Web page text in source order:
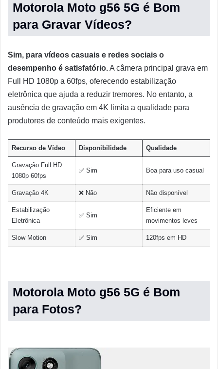
Motorola Moto g56 5G é Bom
para Gravar Vídeos?
Sim, para vídeos casuais e redes sociais o
desempenho é satisfatório.A câmera principal grava em
Full HD 1080p a 60fps, oferecendo estabilização
eletrônica que ajuda a reduzir tremores. No entanto, a
ausência de gravação em 4K limita a qualidade para
produtores de conteúdo mais exigentes.
Recurso de Vídeo Disponibilidade Qualidade
Gravação Full HD
1080p 60fps
✅ Sim Boa para uso casual
Gravação 4K ❌ Não Não disponível
Estabilização
Eletrônica
✅ Sim
Eficiente em
movimentos leves
Slow Motion ✅ Sim 120fps em HD
Motorola Moto g56 5G é Bom
para Fotos?